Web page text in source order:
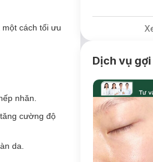
cơ chế sau:
dưỡng chất
collagen và
cách tối ưu
nhăn.
cường độ
da.
Dịch vụ